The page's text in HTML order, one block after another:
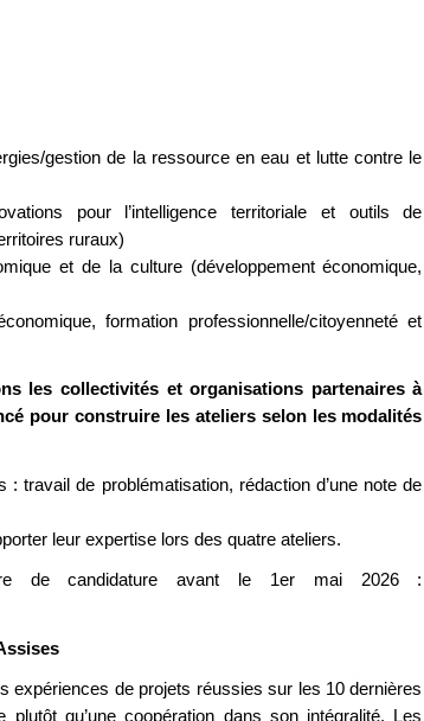
gestion de la ressource en eau et lutte contre le
pour l’intelligence territoriale et outils de
ruraux)
et de la culture (développement économique,
formation professionnelle/citoyenneté et
les collectivités et organisations partenaires à
pour construire les ateliers selon les modalités
travail de problématisation, rédaction d’une note de
leur expertise lors des quatre ateliers.
de candidature avant le 1er mai 2026 :
expériences de projets réussies sur les 10 dernières
qu’une coopération dans son intégralité. Les